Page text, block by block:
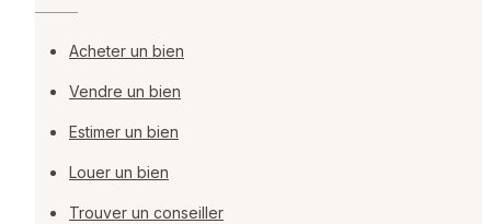
Acheter un bien
Vendre un bien
Estimer un bien
Louer un bien
Trouver un conseiller